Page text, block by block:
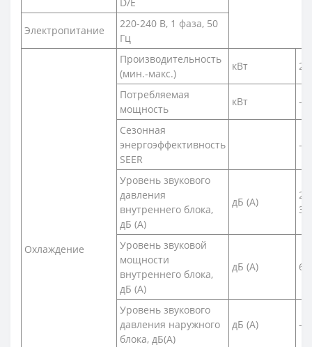
Электропитание
220-240 В, 1 фаза, 50
Гц
Охлаждение
Производительность
(мин.-макс.)
кВт 2,2
Потребляемая
мощность
кВт -
Сезонная
энергоэффективность
SEER
-
Уровень звукового
давления
внутреннего блока,
дБ (А)
дБ (А)
Уровень звуковой
мощности
внутреннего блока,
дБ (А)
дБ (А) 60
Уровень звукового
давления наружного
блока, дБ(A)
дБ (А) -